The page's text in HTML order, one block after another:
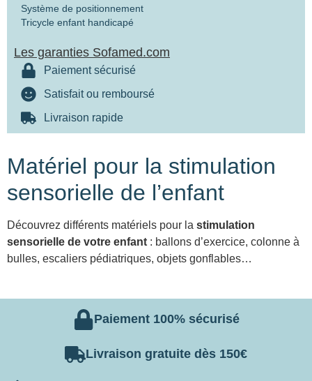
Système de positionnement
Tricycle enfant handicapé
Les garanties Sofamed.com
Paiement sécurisé
Satisfait ou remboursé
Livraison rapide
Matériel pour la stimulation
sensorielle de l’enfant
Découvrez différents matériels pour la stimulation
sensorielle de votre enfant : ballons d’exercice, colonne à
bulles, escaliers pédiatriques, objets gonflables…
Paiement 100% sécurisé
Livraison gratuite dès 150€